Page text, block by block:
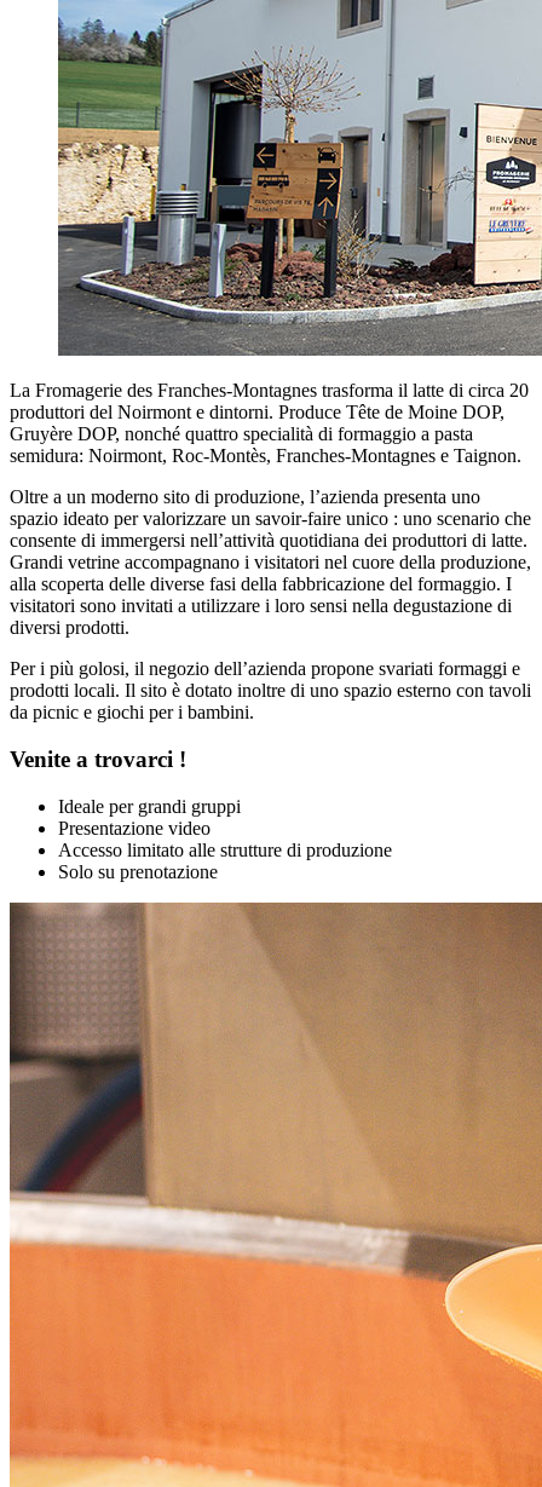
La Fromagerie des Franches-Montagnes trasforma il latte di circa 20
produttori del Noirmont e dintorni. Produce Tête de Moine DOP,
Gruyère DOP, nonché quattro specialità di formaggio a pasta
semidura: Noirmont, Roc-Montès, Franches-Montagnes e Taignon.
Oltre a un moderno sito di produzione, l’azienda presenta uno
spazio ideato per valorizzare un savoir-faire unico : uno scenario che
consente di immergersi nell’attività quotidiana dei produttori di latte.
Grandi vetrine accompagnano i visitatori nel cuore della produzione,
alla scoperta delle diverse fasi della fabbricazione del formaggio. I
visitatori sono invitati a utilizzare i loro sensi nella degustazione di
diversi prodotti.
Per i più golosi, il negozio dell’azienda propone svariati formaggi e
prodotti locali. Il sito è dotato inoltre di uno spazio esterno con tavoli
da picnic e giochi per i bambini.
Venite a trovarci !
Ideale per grandi gruppi
Presentazione video
Accesso limitato alle strutture di produzione
Solo su prenotazione